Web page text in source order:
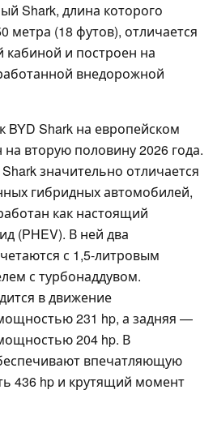
Shark, длина которого
метра (18 футов), отличается
и построен на
внедорожной
Shark на европейском
вторую половину 2026 года.
значительно отличается
гибридных автомобилей,
как настоящий
(PHEV). В ней два
с 1,5-литровым
с турбонаддувом.
в движение
231 hp, а задняя —
204 hp. В
впечатляющую
436 hp и крутящий момент